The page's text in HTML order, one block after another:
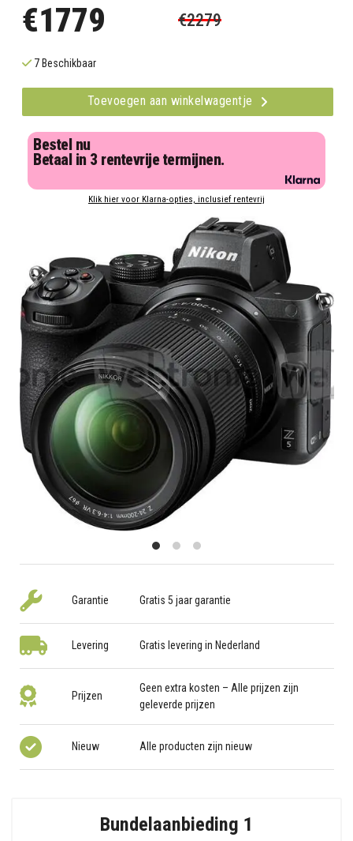
€1779 €2279
7 Beschikbaar
Toevoegen aan winkelwagentje
Bestel nu
Betaal in 3 rentevrije termijnen.
Klik hier voor Klarna-opties, inclusief rentevrij
Garantie Gratis 5 jaar garantie
Levering Gratis levering in Nederland
Prijzen
Geen extra kosten – Alle prijzen zijn
geleverde prijzen
Nieuw Alle producten zijn nieuw
Bundelaanbieding 1